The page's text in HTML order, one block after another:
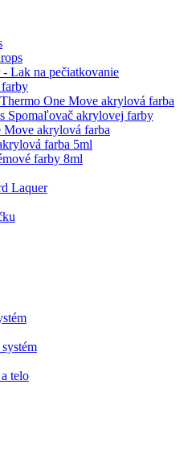
Lak na pečiatkovanie
One Move akrylová farba
Spomaľovač akrylovej farby
akrylová farba
farba 5ml
farby 8ml
Laquer
telo